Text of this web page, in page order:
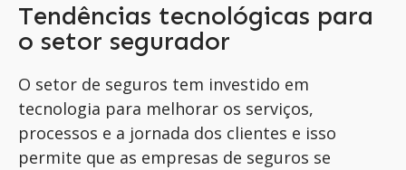
Tendências tecnológicas para
o setor segurador
O setor de seguros tem investido em
tecnologia para melhorar os serviços,
processos e a jornada dos clientes e isso
permite que as empresas de seguros se